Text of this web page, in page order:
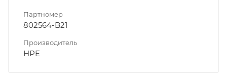
Партномер
802564-B21
Производитель
HPE